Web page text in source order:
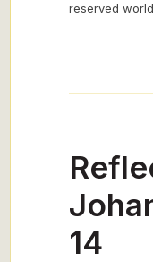
reserved
14